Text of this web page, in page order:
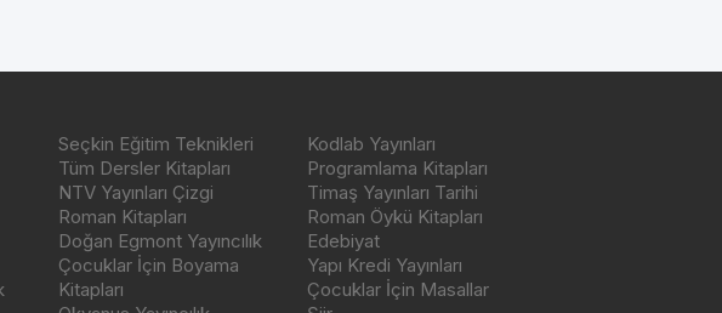
Seçkin Eğitim Teknikleri
Tüm Dersler Kitapları
NTV Yayınları Çizgi
Roman Kitapları
Doğan Egmont Yayıncılık
Çocuklar İçin Boyama
Kitapları
Kodlab Yayınları
Programlama Kitapları
Timaş Yayınları Tarihi
Roman Öykü Kitapları
Edebiyat
Yapı Kredi Yayınları
Çocuklar İçin Masallar